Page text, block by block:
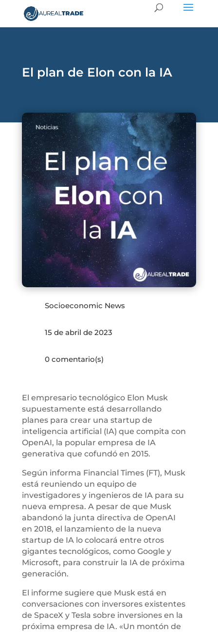
El plan de Elon con la IA
Socioeconomic News
15 de abril de 2023
0 comentario(s)
El empresario tecnológico Elon Musk
supuestamente está desarrollando
planes para crear una startup de
inteligencia artificial (IA) que compita con
OpenAI, la popular empresa de IA
generativa que cofundó en 2015.
Según informa Financial Times (FT), Musk
está reuniendo un equipo de
investigadores y ingenieros de IA para su
nueva empresa. A pesar de que Musk
abandonó la junta directiva de OpenAI
en 2018, el lanzamiento de la nueva
startup de IA lo colocará entre otros
gigantes tecnológicos, como Google y
Microsoft, para construir la IA de próxima
generación.
El informe sugiere que Musk está en
conversaciones con inversores existentes
de SpaceX y Tesla sobre inversiones en la
próxima empresa de IA. «Un montón de